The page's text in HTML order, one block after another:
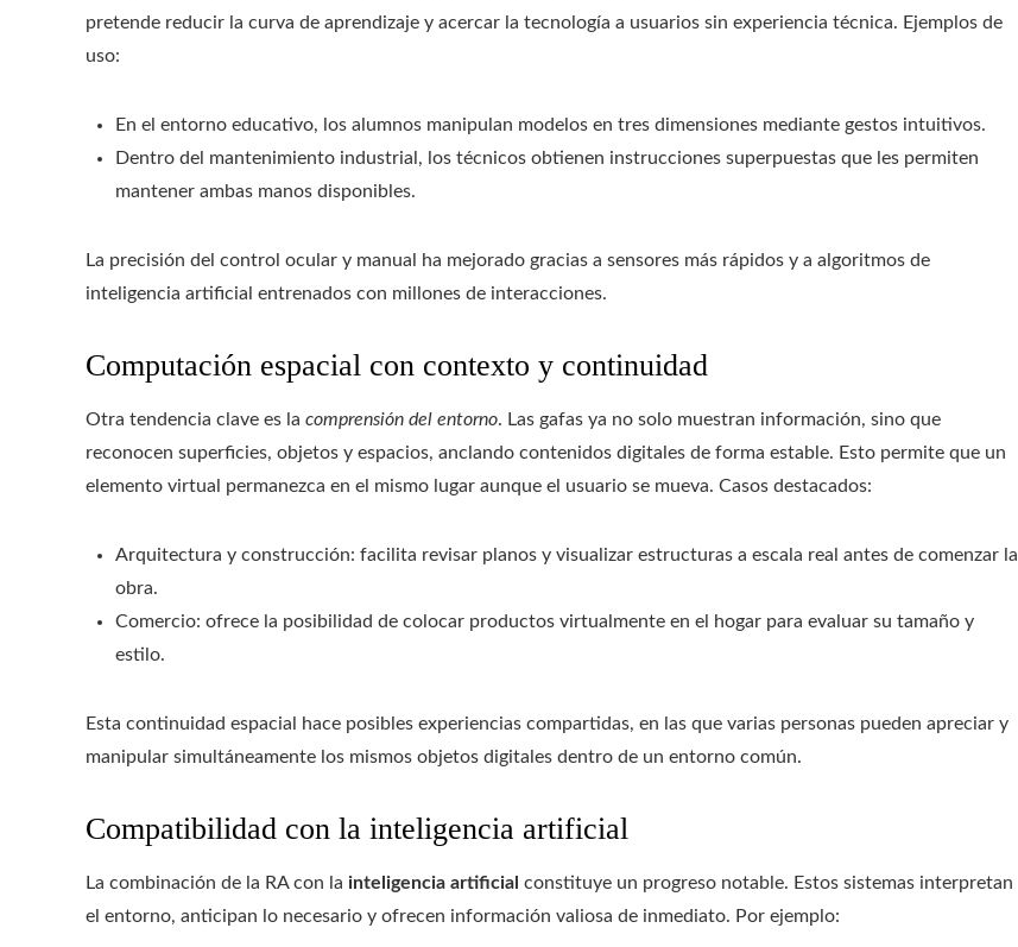
pretende reducir la curva de aprendizaje y acercar la tecnología a usuarios sin experiencia técnica. Ejemplos de
uso:
En el entorno educativo, los alumnos manipulan modelos en tres dimensiones mediante gestos intuitivos.
Dentro del mantenimiento industrial, los técnicos obtienen instrucciones superpuestas que les permiten
mantener ambas manos disponibles.
La precisión del control ocular y manual ha mejorado gracias a sensores más rápidos y a algoritmos de
inteligencia artificial entrenados con millones de interacciones.
Computación espacial con contexto y continuidad
Otra tendencia clave es la comprensión del entorno. Las gafas ya no solo muestran información, sino que
reconocen superficies, objetos y espacios, anclando contenidos digitales de forma estable. Esto permite que un
elemento virtual permanezca en el mismo lugar aunque el usuario se mueva. Casos destacados:
Arquitectura y construcción: facilita revisar planos y visualizar estructuras a escala real antes de comenzar la
obra.
Comercio: ofrece la posibilidad de colocar productos virtualmente en el hogar para evaluar su tamaño y
estilo.
Esta continuidad espacial hace posibles experiencias compartidas, en las que varias personas pueden apreciar y
manipular simultáneamente los mismos objetos digitales dentro de un entorno común.
Compatibilidad con la inteligencia artificial
La combinación de la RA con la inteligencia artificial constituye un progreso notable. Estos sistemas interpretan
el entorno, anticipan lo necesario y ofrecen información valiosa de inmediato. Por ejemplo: